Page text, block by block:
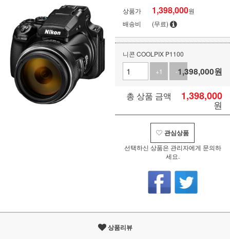
상품가 1,398,000원
배송비
(무료)
니콘 COOLPIX P1100
+1
-11,398,000원
총 상품 금액 1,398,000
원
관심상품
선택하신 상품은 관리자에게 문의하
세요.
상품리뷰